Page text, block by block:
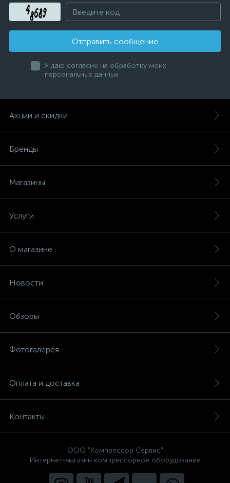
Отправить сообщение
Я даю согласие на обработку моих
персональных данных
Акции и скидки
Бренды
Магазины
Услуги
О магазине
Новости
Обзоры
Фотогалерея
Оплата и доставка
Контакты
ООО "Компрессор Сервис"
Интернет-магазин компрессорное оборудование